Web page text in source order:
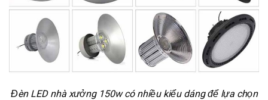
Đèn LED nhà xưởng 150w có nhiều kiểu dáng để lựa chọn